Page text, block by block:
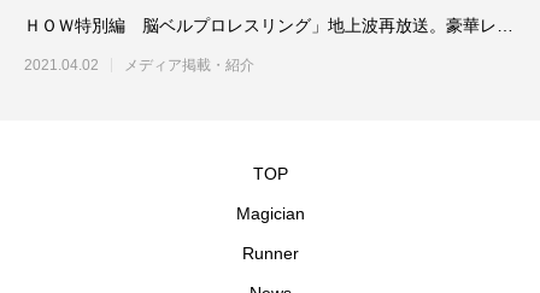
ＨＯＷ特別編 脳ベルプロレスリング」地上波再放送。豪華レジ
ェンドレスラ
2021.04.02 メディア掲載・紹介
TOP
Magician
Runner